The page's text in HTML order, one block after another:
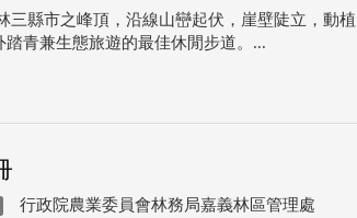
三縣市之峰頂，沿線山巒起伏，崖壁陡立，動植
青兼生態旅遊的最佳休閒步道。...
行政院農業委員會林務局嘉義林區管理處